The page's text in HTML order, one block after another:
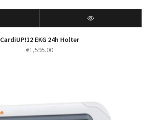
CardiUP!12 EKG 24h Holter
€1,595.00